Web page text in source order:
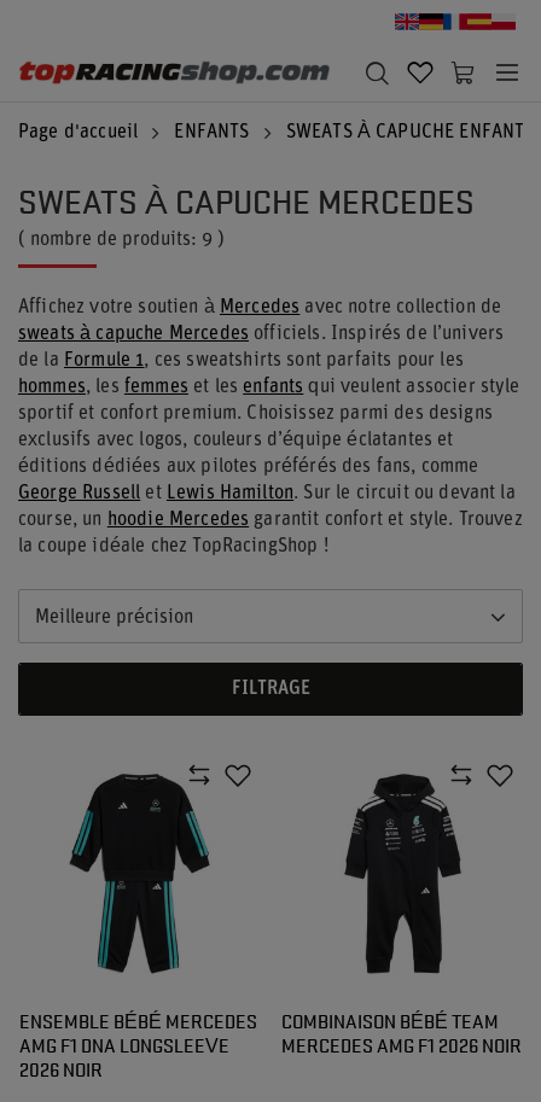
Page d'accueil ENFANTS SWEATS À CAPUCHE ENFANTS
SWEATS À CAPUCHE MERCEDES
( nombre de produits: 9 )
Affichez votre soutien à Mercedes avec notre collection de
sweats à capuche Mercedes officiels. Inspirés de l’univers
de la Formule 1, ces sweatshirts sont parfaits pour les
hommes, les femmes et les enfants qui veulent associer style
sportif et confort premium. Choisissez parmi des designs
exclusifs avec logos, couleurs d’équipe éclatantes et
éditions dédiées aux pilotes préférés des fans, comme
George Russell et Lewis Hamilton. Sur le circuit ou devant la
course, un hoodie Mercedes garantit confort et style. Trouvez
la coupe idéale chez TopRacingShop !
Meilleure précision
FILTRAGE
ENSEMBLE BÉBÉ MERCEDES
AMG F1 DNA LONGSLEEVE
2026 NOIR
COMBINAISON BÉBÉ TEAM
MERCEDES AMG F1 2026 NOIR